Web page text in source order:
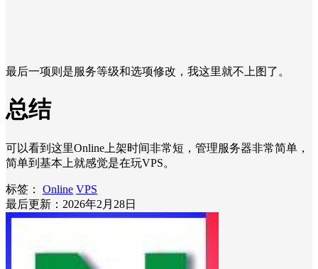
最后一项则是服务等级和选项修改，我这里就不上图了。
总结
可以看到这里Online上架时间非常短，管理服务器非常简单，
简单到基本上就感觉是在玩VPS。
标签： Online VPS
最后更新：2026年2月28日